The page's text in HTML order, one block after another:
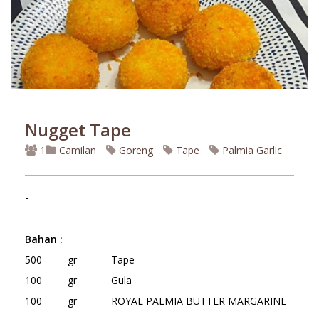
Nugget Tape
1 Camilan Goreng Tape Palmia Garlic
-
Bahan :
500 gr Tape
100 gr Gula
100 gr ROYAL PALMIA BUTTER MARGARINE